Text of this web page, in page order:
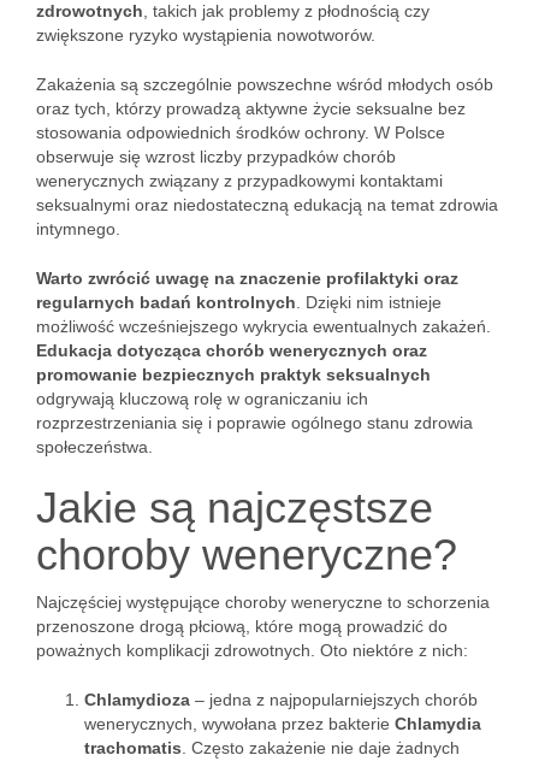
zdrowotnych , takich jak problemy z płodnością czy
zwiększone ryzyko wystąpienia nowotworów.
Zakażenia są szczególnie powszechne wśród młodych osób
oraz tych, którzy prowadzą aktywne życie seksualne bez
stosowania odpowiednich środków ochrony. W Polsce
obserwuje się wzrost liczby przypadków chorób
wenerycznych związany z przypadkowymi kontaktami
seksualnymi oraz niedostateczną edukacją na temat zdrowia
intymnego.
Warto zwrócić uwagę na znaczenie profilaktyki oraz
regularnych badań kontrolnych . Dzięki nim istnieje
możliwość wcześniejszego wykrycia ewentualnych zakażeń.
Edukacja dotycząca chorób wenerycznych oraz
promowanie bezpiecznych praktyk seksualnych
odgrywają kluczową rolę w ograniczaniu ich
rozprzestrzeniania się i poprawie ogólnego stanu zdrowia
społeczeństwa.
Jakie są najczęstsze
choroby weneryczne?
Najczęściej występujące choroby weneryczne to schorzenia
przenoszone drogą płciową, które mogą prowadzić do
poważnych komplikacji zdrowotnych. Oto niektóre z nich:
Chlamydioza – jedna z najpopularniejszych chorób
wenerycznych, wywołana przez bakterie Chlamydia
trachomatis . Często zakażenie nie daje żadnych